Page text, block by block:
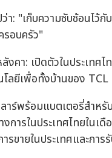
: "เก็บความซับซ้อนไว้กั
รอบครัว"
งคา: เปิดตัวในประเทศ
โลยีเพื่อทั้งบ้านของ TCL
าร์พร้อมแบตเตอรี่สำหรั
งการในประเทศไทยในเ
ขายในประเทศและการรั